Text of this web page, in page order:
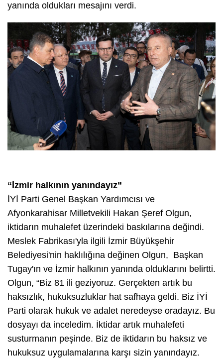
yanında oldukları mesajını verdi.
“İzmir halkının yanındayız”
İYİ Parti Genel Başkan Yardımcısı ve
Afyonkarahisar Milletvekili Hakan Şeref Olgun,
iktidarın muhalefet üzerindeki baskılarına değindi.
Meslek Fabrikası'yla ilgili İzmir Büyükşehir
Belediyesi'nin haklılığına değinen Olgun, Başkan
Tugay'ın ve İzmir halkının yanında olduklarını belirtti.
Olgun, “Biz 81 ili geziyoruz. Gerçekten artık bu
haksızlık, hukuksuzluklar hat safhaya geldi. Biz İYİ
Parti olarak hukuk ve adalet neredeyse oradayız. Bu
dosyayı da inceledim. İktidar artık muhalefeti
susturmanın peşinde. Biz de iktidarın bu haksız ve
hukuksuz uygulamalarına karşı sizin yanındayız.